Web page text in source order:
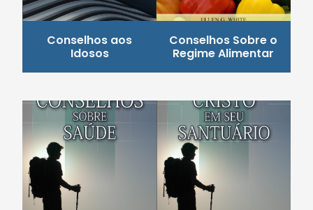
Conselhos aos
Idosos
Conselhos Sobre o
Regime Alimentar